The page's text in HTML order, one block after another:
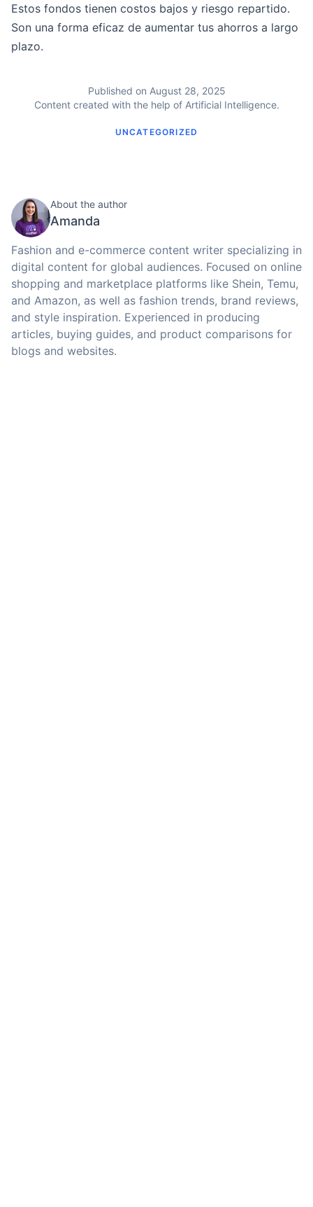
Estos fondos tienen costos bajos y riesgo repartido.
Son una forma eficaz de aumentar tus ahorros a largo
plazo.
Published on August 28, 2025
Content created with the help of Artificial Intelligence.
UNCATEGORIZED
About the author
Amanda
Fashion and e-commerce content writer specializing in
digital content for global audiences. Focused on online
shopping and marketplace platforms like Shein, Temu,
and Amazon, as well as fashion trends, brand reviews,
and style inspiration. Experienced in producing
articles, buying guides, and product comparisons for
blogs and websites.